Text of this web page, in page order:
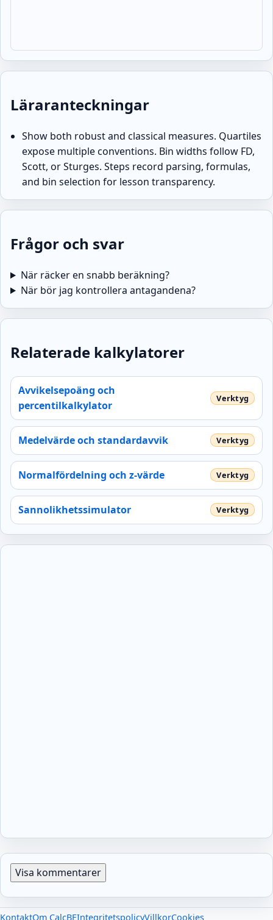
Läraranteckningar
Show both robust and classical measures. Quartiles
expose multiple conventions. Bin widths follow FD,
Scott, or Sturges. Steps record parsing, formulas,
and bin selection for lesson transparency.
Frågor och svar
När räcker en snabb beräkning?
När bör jag kontrollera antagandena?
Relaterade kalkylatorer
Avvikelsepoäng och
percentilkalkylator
Medelvärde och standardavvik
Normalfördelning och z-värde
Sannolikhetssimulator
Visa kommentarer
KontaktOm CalcBEIntegritetspolicyVillkorCookies